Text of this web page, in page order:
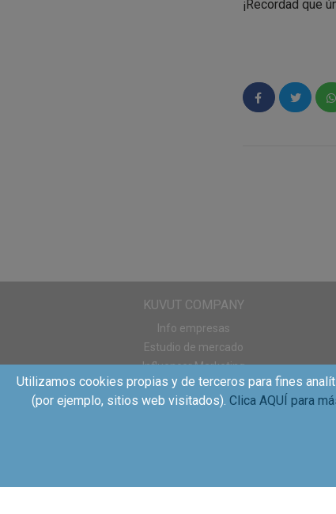
¡Recordad que
¿Ya habéis
KUVUT COMPANY
Info empresas
Estudio de mercado
Influencer Marketing
Sampling
WOM
Utilizamos cookies propias y de terceros para fines
(por ejemplo, sitios web visitados). Clica AQUÍ para